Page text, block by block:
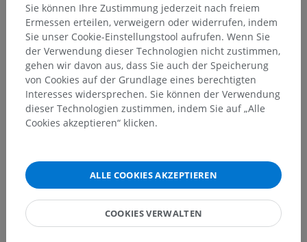
Anatomie des Menschen 1
Übersetzungen
Sie können gerne eine Berichtigung, Übersetzung oder
inhaltliche Verbesserung vorschlagen.
Ein Problem melden
Sie können Ihre Zustimmung jederzeit nach freiem
Ermessen erteilen, verweigern oder widerrufen, indem
Sie unser Cookie-Einstellungstool aufrufen. Wenn Sie
der Verwendung dieser Technologien nicht zustimmen,
gehen wir davon aus, dass Sie auch der Speicherung
von Cookies auf der Grundlage eines berechtigten
Interesses widersprechen. Sie können der Verwendung
dieser Technologien zustimmen, indem Sie auf „Alle
Cookies akzeptieren“ klicken.
ALLE COOKIES AKZEPTIEREN
COOKIES VERWALTEN